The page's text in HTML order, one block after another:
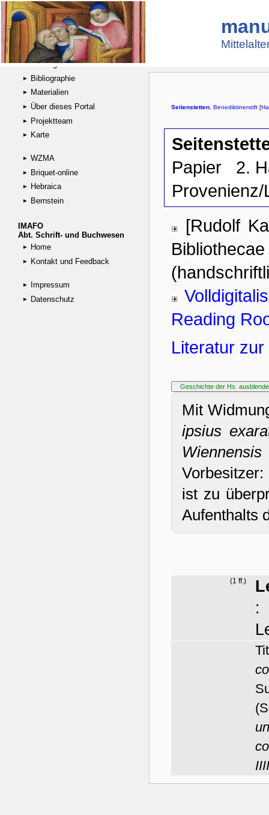
Suche
Handschriftensammlungen
Digitalisierte Handschriften
Kataloge
Bibliographie
Materialien
Über dieses Portal
Projektteam
Karte
WZMA
Briquet-online
Hebraica
Bernstein
IMAFO
Abt. Schrift- und Buchwesen
Home
Kontakt und Feedback
Impressum
Datenschutz